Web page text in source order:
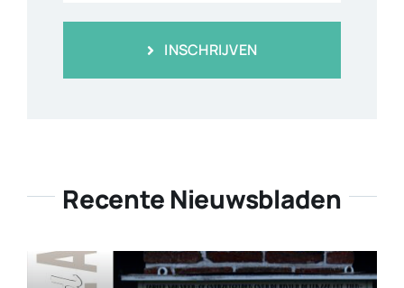
INSCHRIJVEN
Recente Nieuwsbladen